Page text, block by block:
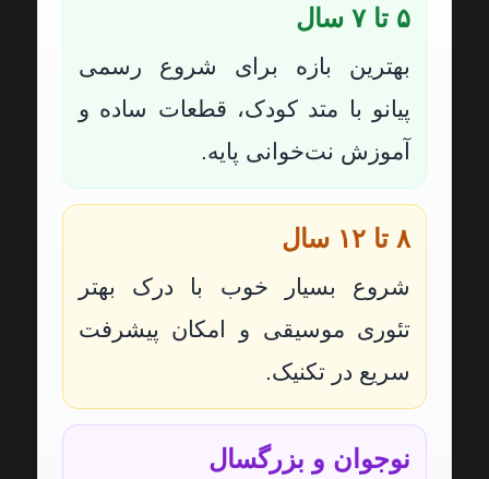
۵ تا ۷ سال
بهترین بازه برای شروع رسمی
پیانو با متد کودک، قطعات ساده و
آموزش نت‌خوانی پایه.
۸ تا ۱۲ سال
شروع بسیار خوب با درک بهتر
تئوری موسیقی و امکان پیشرفت
سریع در تکنیک.
نوجوان و بزرگسال